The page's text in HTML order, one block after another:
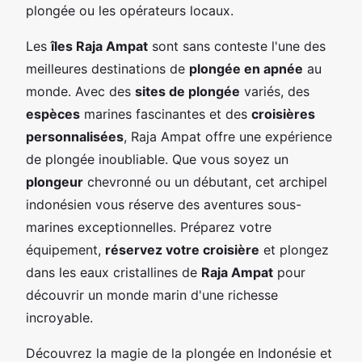
plongée ou les opérateurs locaux.
Lesîles Raja Ampat sont sans conteste l'une des
meilleures destinations de plongée en apnée au
monde. Avec des sites de plongée variés, des
espèces marines fascinantes et des croisières
personnalisées, Raja Ampat offre une expérience
de plongée inoubliable. Que vous soyez un
plongeur chevronné ou un débutant, cet archipel
indonésien vous réserve des aventures sous-
marines exceptionnelles. Préparez votre
équipement, réservez votre croisière et plongez
dans les eaux cristallines de Raja Ampat pour
découvrir un monde marin d'une richesse
incroyable.
Découvrez la magie de la plongée en Indonésie et